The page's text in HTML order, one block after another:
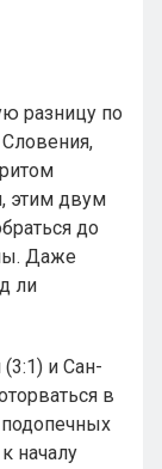
разницу по
этим двум
до
Даже
ли
и Сан-
в
началу